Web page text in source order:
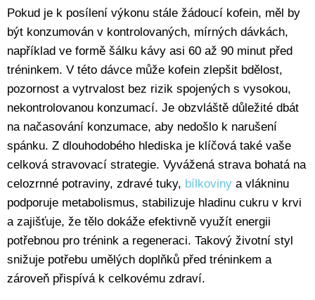
Pokud je k posílení výkonu stále žádoucí kofein, měl by
být konzumován v kontrolovaných, mírných dávkách,
například ve formě šálku kávy asi 60 až 90 minut před
tréninkem. V této dávce může kofein zlepšit bdělost,
pozornost a vytrvalost bez rizik spojených s vysokou,
nekontrolovanou konzumací. Je obzvláště důležité dbát
na načasování konzumace, aby nedošlo k narušení
spánku. Z dlouhodobého hlediska je klíčová také vaše
celková stravovací strategie. Vyvážená strava bohatá na
celozrnné potraviny, zdravé tuky, bílkoviny a vlákninu
podporuje metabolismus, stabilizuje hladinu cukru v krvi
a zajišťuje, že tělo dokáže efektivně využít energii
potřebnou pro trénink a regeneraci. Takový životní styl
snižuje potřebu umělých doplňků před tréninkem a
zároveň přispívá k celkovému zdraví.